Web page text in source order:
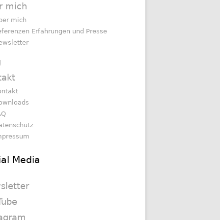
mich
mich
Erfahrungen und Presse
Media